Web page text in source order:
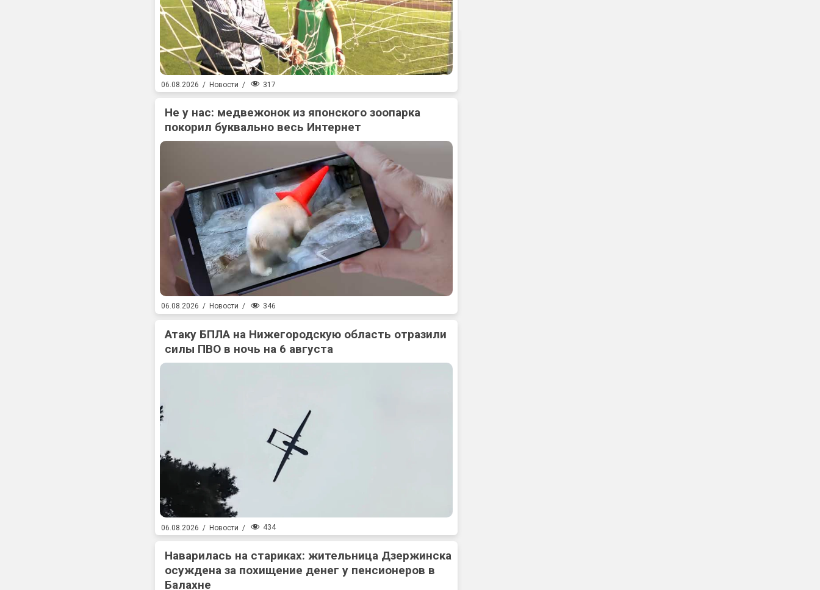
06.08.2026 / Новости / 317
Не у нас: медвежонок из японского зоопарка
покорил буквально весь Интернет
06.08.2026 / Новости / 346
Атаку БПЛА на Нижегородскую область отразили
силы ПВО в ночь на 6 августа
06.08.2026 / Новости / 434
Наварилась на стариках: жительница Дзержинска
осуждена за похищение денег у пенсионеров в
Балахне